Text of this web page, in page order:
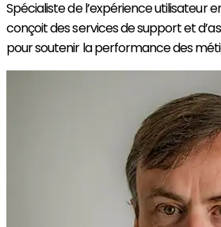
Spécialiste de l’expérience utilisateur
conçoit des services de support et
pour soutenir la performance des